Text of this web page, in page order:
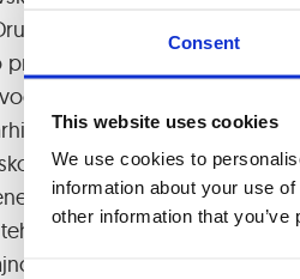
Consent
This website uses cookies
We use cookies to
information about your use
other information that
O
promeni
nisu ništa
uticao